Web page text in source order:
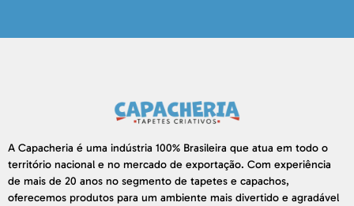
A Capacheria é uma indústria 100% Brasileira que atua em todo o
território nacional e no mercado de exportação. Com experiência
de mais de 20 anos no segmento de tapetes e capachos,
oferecemos produtos para um ambiente mais divertido e agradável